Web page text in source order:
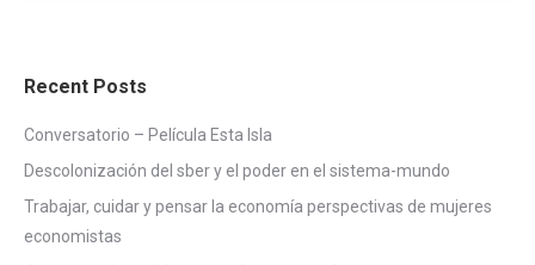
Recent Posts
Conversatorio – Película Esta Isla
Descolonización del sber y el poder en el sistema-mundo
Trabajar, cuidar y pensar la economía perspectivas de mujeres
economistas